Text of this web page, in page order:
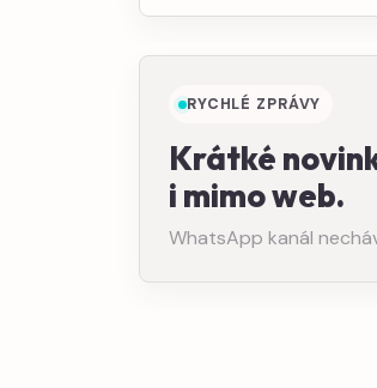
RYCHLÉ ZPRÁVY
Krátké
i mimo web.
WhatsApp kanál